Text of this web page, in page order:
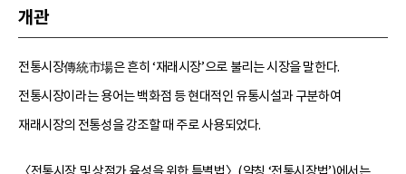
개관
전통시장傳統市場은 흔히 ‘재래시장’으로 불리는 시장을 말한다.
전통시장이라는 용어는 백화점 등 현대적인 유통시설과 구분하여
재래시장의 전통성을 강조할 때 주로 사용되었다.